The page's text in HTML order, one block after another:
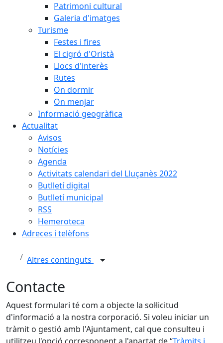
Patrimoni cultural
Galeria d'imatges
Turisme
Festes i fires
El cigró d'Oristà
Llocs d'interès
Rutes
On dormir
On menjar
Informació geogràfica
Actualitat
Avisos
Notícies
Agenda
Activitats calendari del Lluçanès 2022
Butlletí digital
Butlletí municipal
RSS
Hemeroteca
Adreces i telèfons
Altres continguts
Contacte
Aquest formulari té com a objecte la sol·licitud
d'informació a la nostra corporació. Si voleu iniciar un
tràmit o gestió amb l'Ajuntament, cal que consulteu i